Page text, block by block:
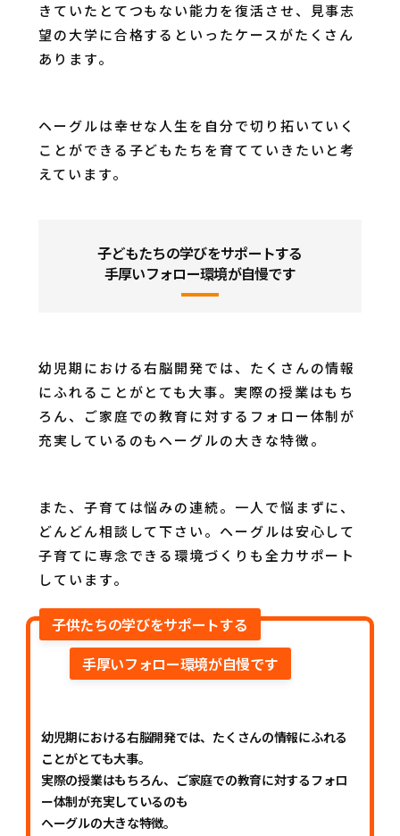
きていたとてつもない能力を復活させ、見事志
望の大学に合格するといったケースがたくさん
あります。
ヘーグルは幸せな人生を自分で切り拓いていく
ことができる子どもたちを育てていきたいと考
えています。
子どもたちの学びをサポートする
手厚いフォロー環境が自慢です
幼児期における右脳開発では、たくさんの情報
にふれることがとても大事。実際の授業はもち
ろん、ご家庭での教育に対するフォロー体制が
充実しているのもヘーグルの大きな特徴。
また、子育ては悩みの連続。一人で悩まずに、
どんどん相談して下さい。ヘーグルは安心して
子育てに専念できる環境づくりも全力サポート
しています。
子供たちの学びをサポートする
手厚いフォロー環境が自慢です
幼児期における右脳開発では、たくさんの情報にふれる
ことがとても大事。
実際の授業はもちろん、ご家庭での教育に対するフォロ
ー体制が充実しているのも
ヘーグルの大きな特徴。